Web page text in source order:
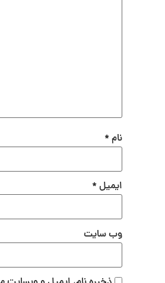
نام*
ایمیل*
وب‌ سایت